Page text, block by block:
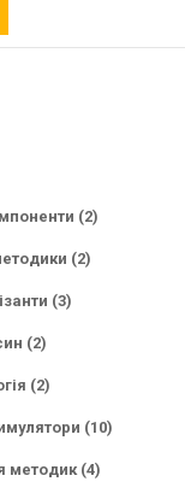
(2)
(2)
(3)
(2)
(2)
(10)
методик (4)